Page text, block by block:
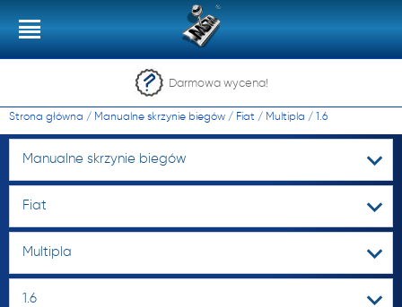
Darmowa wycena!
Strona główna / Manualne skrzynie biegów / Fiat / Multipla / 1.6
Manualne skrzynie biegów
Fiat
Multipla
1.6